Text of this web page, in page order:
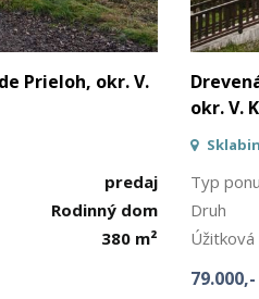
Prieloh, okr. V.
predaj
Rodinný dom
380 m²
okr. V.
Typ
Druh
Úžitková